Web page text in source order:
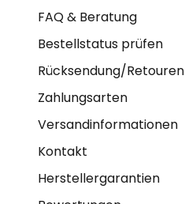
FAQ & Beratung
Bestellstatus prüfen
Rücksendung/Retouren
Zahlungsarten
Versandinformationen
Kontakt
Herstellergarantien